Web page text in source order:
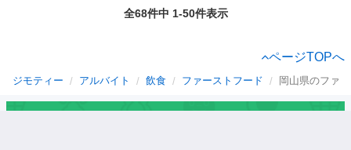
全68件中 1-50件表示
ページTOPへ
ジモティー アルバイト 飲食 ファーストフード 岡山県のファ